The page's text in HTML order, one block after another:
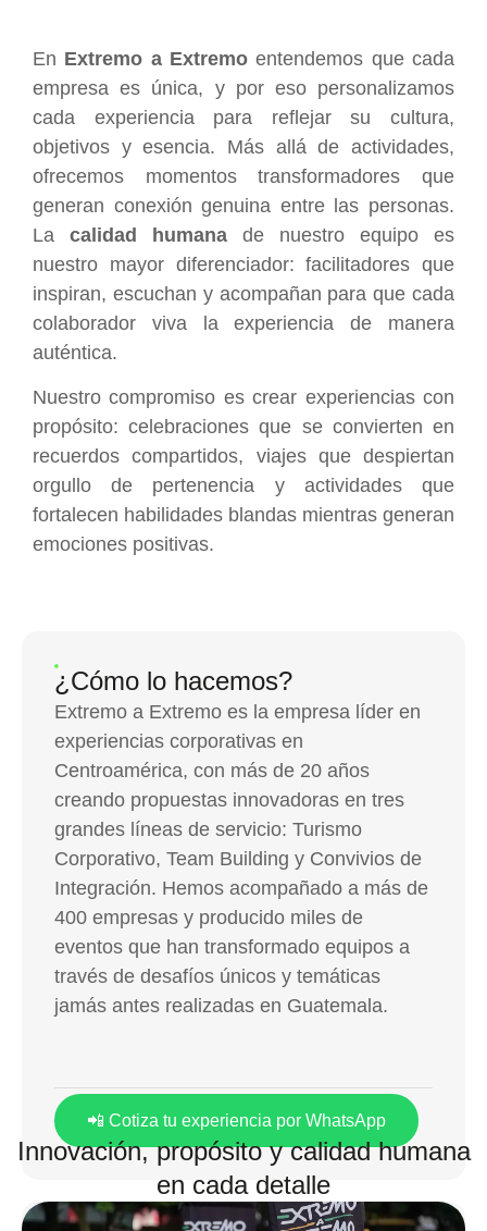
¿Cómo lo hacemos?
Extremo a Extremo es la empresa líder en
experiencias corporativas en
Centroamérica, con más de 20 años
creando propuestas innovadoras en tres
grandes líneas de servicio: Turismo
Corporativo, Team Building y Convivios de
Integración. Hemos acompañado a más de
400 empresas y producido miles de
eventos que han transformado equipos a
través de desafíos únicos y temáticas
jamás antes realizadas en Guatemala.
📲 Cotiza tu experiencia por WhatsApp
En Extremo a Extremo entendemos que cada
empresa es única, y por eso personalizamos
cada experiencia para reflejar su cultura,
objetivos y esencia. Más allá de actividades,
ofrecemos momentos transformadores que
generan conexión genuina entre las personas.
La calidad humana de nuestro equipo es
nuestro mayor diferenciador: facilitadores que
inspiran, escuchan y acompañan para que cada
colaborador viva la experiencia de manera
auténtica.
Nuestro compromiso es crear experiencias con
propósito: celebraciones que se convierten en
recuerdos compartidos, viajes que despiertan
orgullo de pertenencia y actividades que
fortalecen habilidades blandas mientras generan
emociones positivas.
Innovación, propósito y calidad humana
en cada detalle